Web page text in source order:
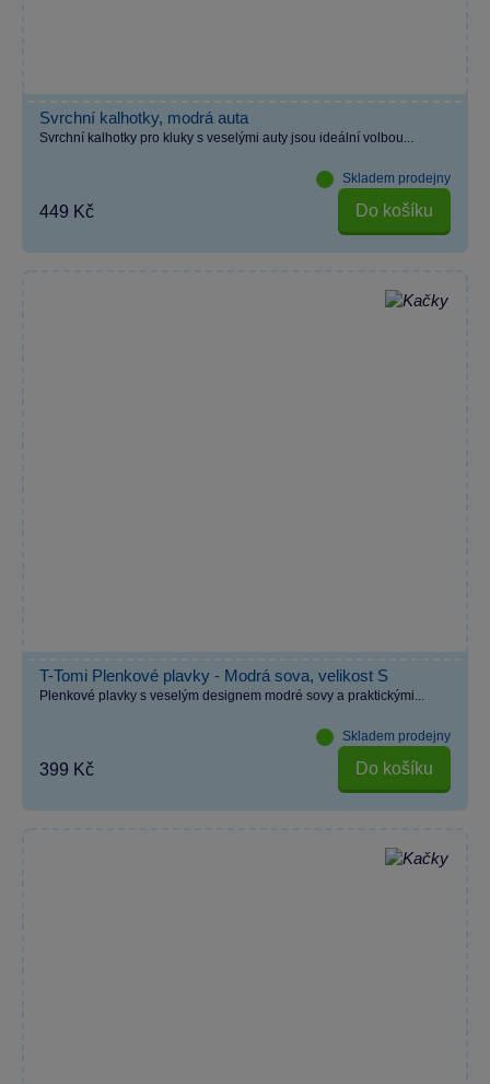
Svrchní kalhotky, modrá auta
Svrchní kalhotky pro kluky s veselými auty jsou ideální volbou...
Skladem prodejny
449 Kč Do košíku
T-Tomi Plenkové plavky - Modrá sova, velikost S
Plenkové plavky s veselým designem modré sovy a praktickými...
Skladem prodejny
399 Kč Do košíku